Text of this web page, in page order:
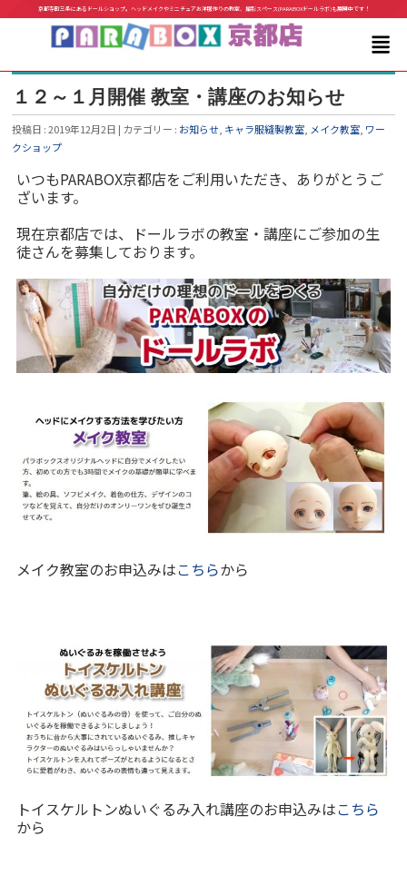
京都寺町三条にあるドールショップ。ヘッドメイクやミニチュアお洋服作りの教室、撮影スペース(PARABOXドールラボ)も展開中です！
１２～１月開催 教室・講座のお知らせ
投稿日 : 2019年12月2日 | カテゴリー : お知らせ, キャラ服縫製教室, メイク教室, ワー
クショップ
いつもPARABOX京都店をご利用いただき、ありがとうご
ざいます。
現在京都店では、ドールラボの教室・講座にご参加の生
徒さんを募集しております。
メイク教室のお申込みはこちらから
トイスケルトンぬいぐるみ入れ講座のお申込みはこちら
から